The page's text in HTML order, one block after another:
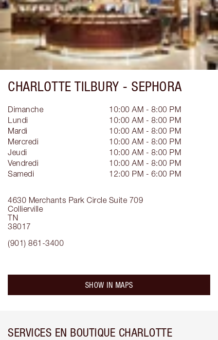
CHARLOTTE TILBURY - SEPHORA
4630 Merchants Park Circle Suite 709
Collierville
TN
38017
(901) 861-3400
Dimanche
10:00 AM - 8:00 PM
Lundi
10:00 AM - 8:00 PM
Mardi
10:00 AM - 8:00 PM
Mercredi
10:00 AM - 8:00 PM
Jeudi
10:00 AM - 8:00 PM
Vendredi
10:00 AM - 8:00 PM
Samedi
12:00 PM - 6:00 PM
SHOW IN MAPS
SERVICES EN BOUTIQUE CHARLOTTE